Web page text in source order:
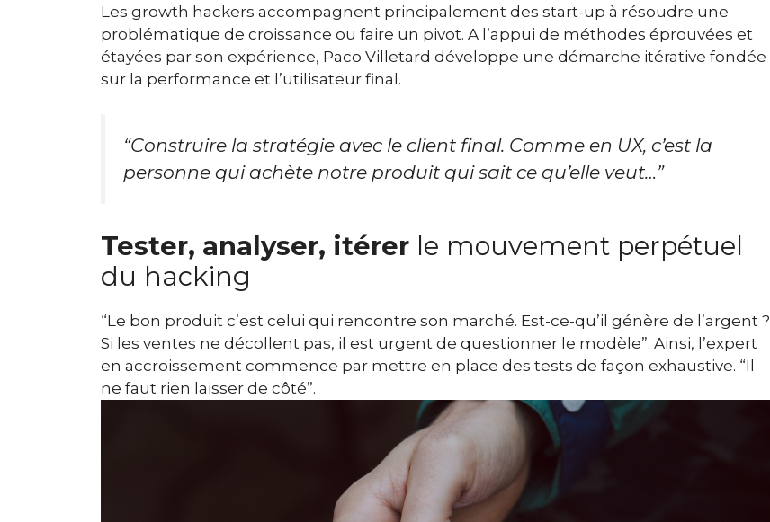
Les growth hackers accompagnent principalement des start-up à résoudre une
problématique de croissance ou faire un pivot. A l’appui de méthodes éprouvées et
étayées par son expérience, Paco Villetard développe une démarche itérative fondée
sur la performance et l’utilisateur final.
“Construire la stratégie avec le client final. Comme en UX, c’est la
personne qui achète notre produit qui sait ce qu’elle veut…”
Tester, analyser, itérer le mouvement perpétuel
du hacking
“Le bon produit c’est celui qui rencontre son marché. Est-ce-qu’il génère de l’argent ?
Si les ventes ne décollent pas, il est urgent de questionner le modèle”. Ainsi, l’expert
en accroissement commence par mettre en place des tests de façon exhaustive. “Il
ne faut rien laisser de côté”.